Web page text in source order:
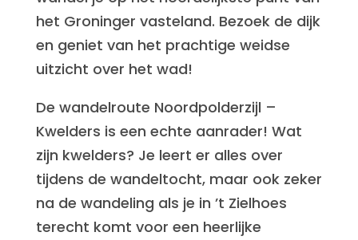
het Groninger vasteland. Bezoek de dijk
en geniet van het prachtige weidse
uitzicht over het wad!
De wandelroute Noordpolderzijl –
Kwelders is een echte aanrader! Wat
zijn kwelders? Je leert er alles over
tijdens de wandeltocht, maar ook zeker
na de wandeling als je in ’t Zielhoes
terecht komt voor een heerlijke